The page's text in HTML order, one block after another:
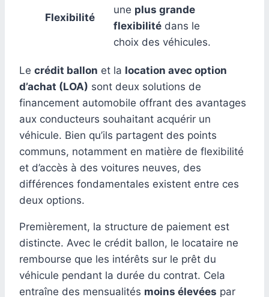
Flexibilité
une plus grande
flexibilité dans le
choix des véhicules.
Le crédit ballon et la location avec option
d’achat (LOA) sont deux solutions de
financement automobile offrant des avantages
aux conducteurs souhaitant acquérir un
véhicule. Bien qu’ils partagent des points
communs, notamment en matière de flexibilité
et d’accès à des voitures neuves, des
différences fondamentales existent entre ces
deux options.
Premièrement, la structure de paiement est
distincte. Avec le crédit ballon, le locataire ne
rembourse que les intérêts sur le prêt du
véhicule pendant la durée du contrat. Cela
entraîne des mensualités moins élevées par